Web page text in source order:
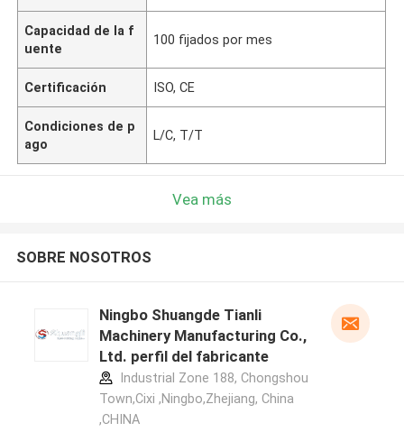
Capacidad de la f
uente
100 fijados por mes
Certificación ISO, CE
Condiciones de p
ago
L/C, T/T
Vea más
SOBRE NOSOTROS
Ningbo Shuangde Tianli
Machinery Manufacturing Co.,
Ltd. perfil del fabricante
Industrial Zone 188, Chongshou
Town,Cixi ,Ningbo,Zhejiang, China
,CHINA